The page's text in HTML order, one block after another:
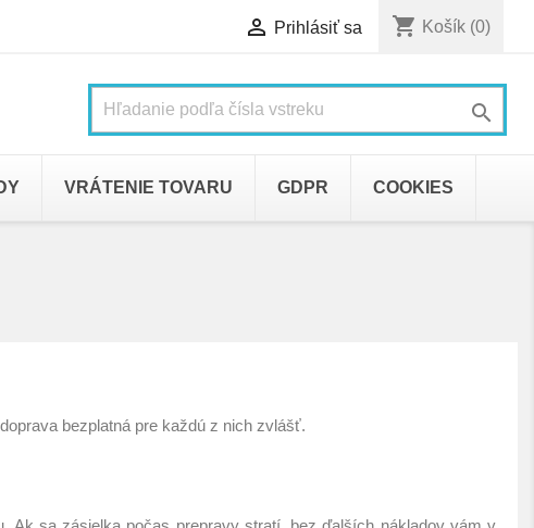
 Prihlásiť sa shopping_cart Košík (0)

VRÁTENIE TOVARU GDPR COOKIES
bezplatná pre každú z nich zvlášť.